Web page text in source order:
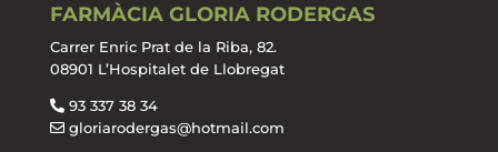
FARMÀCIA GLORIA RODERGAS
Carrer Enric Prat de la Riba, 82.
08901 L’Hospitalet de Llobregat
93 337 38 34
gloriarodergas@hotmail.com